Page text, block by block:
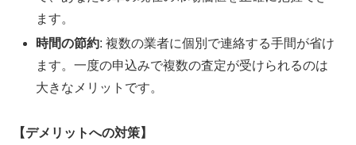
ます。
時間の節約: 複数の業者に個別で連絡する手間が省け
ます。一度の申込みで複数の査定が受けられるのは
大きなメリットです。
【デメリットへの対策】